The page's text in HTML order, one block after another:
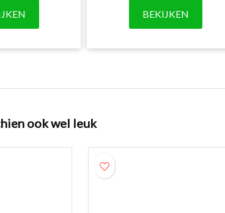
BEKIJKEN
ook wel leuk